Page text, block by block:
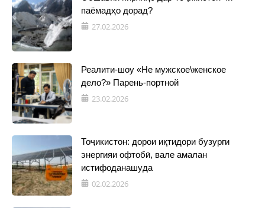
паёмадҳо дорад?
27.02.2026
Реалити-шоу «Не мужское\женское
дело?» Парень-портной
23.02.2026
Тоҷикистон: дорои иқтидори бузурги
энергияи офтобӣ, вале амалан
истифоданашуда
02.02.2026